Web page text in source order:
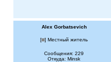
Alex Gorbatsevich
[ ] Местный житель
Сообщения: 229
Откуда: Minsk